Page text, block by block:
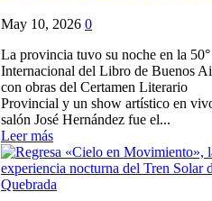
May 10, 2026 0
La provincia tuvo su noche en la
Internacional del Libro de Buenos
con obras del Certamen Literario
Provincial y un show artístico en
salón José Hernández fue el...
Leer más